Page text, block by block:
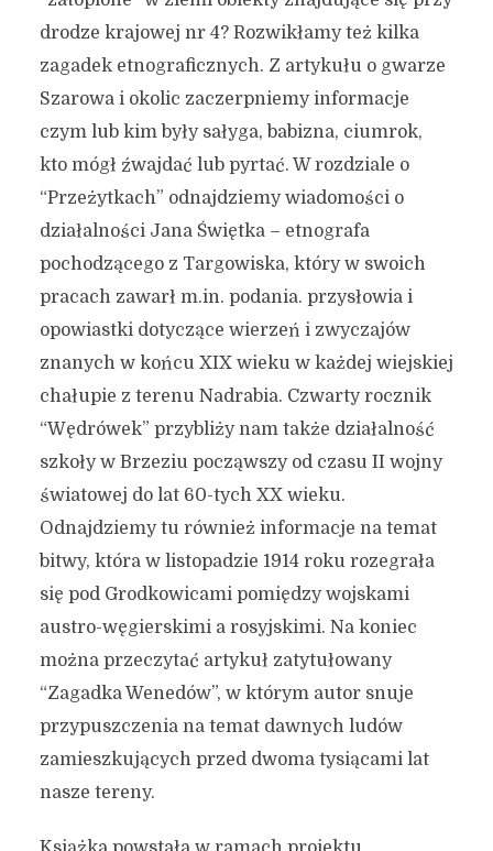
drodze krajowej nr 4? Rozwikłamy też kilka
zagadek etnograficznych. Z artykułu o gwarze
Szarowa i okolic zaczerpniemy informacje
czym lub kim były sałyga, babizna, ciumrok,
kto mógł źwajdać lub pyrtać. W rozdziale o
“Przeżytkach” odnajdziemy wiadomości o
działalności Jana Świętka – etnografa
pochodzącego z Targowiska, który w swoich
pracach zawarł m.in. podania. przysłowia i
opowiastki dotyczące wierzeń i zwyczajów
znanych w końcu XIX wieku w każdej wiejskiej
chałupie z terenu Nadrabia. Czwarty rocznik
“Wędrówek” przybliży nam także działalność
szkoły w Brzeziu począwszy od czasu II wojny
światowej do lat 60-tych XX wieku.
Odnajdziemy tu również informacje na temat
bitwy, która w listopadzie 1914 roku rozegrała
się pod Grodkowicami pomiędzy wojskami
austro-węgierskimi a rosyjskimi. Na koniec
można przeczytać artykuł zatytułowany
“Zagadka Wenedów”, w którym autor snuje
przypuszczenia na temat dawnych ludów
zamieszkujących przed dwoma tysiącami lat
nasze tereny.